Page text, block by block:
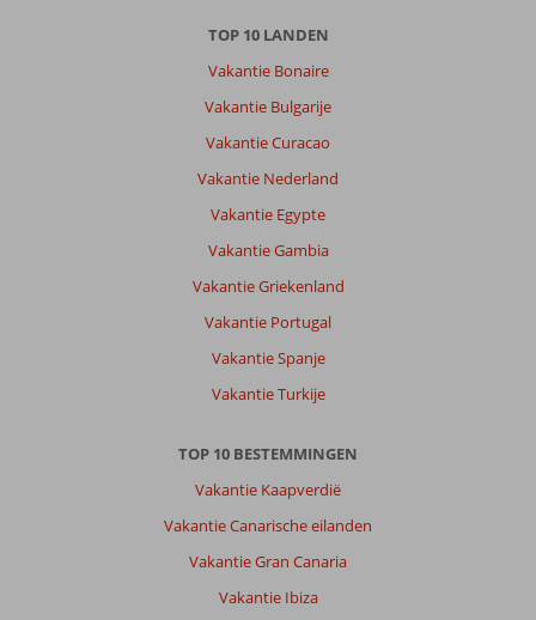
TOP 10 LANDEN
Vakantie Bonaire
Vakantie Bulgarije
Vakantie Curacao
Vakantie Nederland
Vakantie Egypte
Vakantie Gambia
Vakantie Griekenland
Vakantie Portugal
Vakantie Spanje
Vakantie Turkije
TOP 10 BESTEMMINGEN
Vakantie Kaapverdië
Vakantie Canarische eilanden
Vakantie Gran Canaria
Vakantie Ibiza